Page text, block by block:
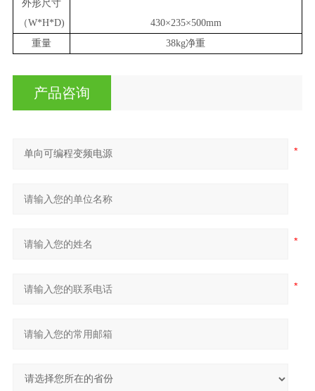
外形尺寸
（W*H*D)
430×235×500mm
重量
38kg净重
产品咨询